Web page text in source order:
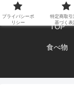
エ
TOP
食べ物
プライバシーポ
リシー
特定商取引
基づく表